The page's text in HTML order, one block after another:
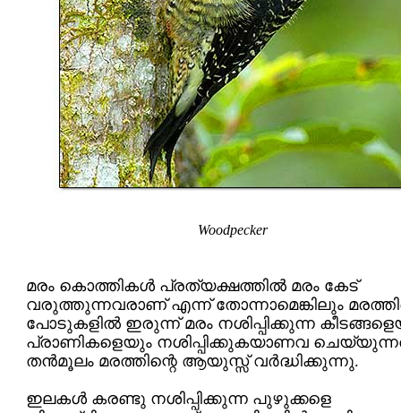
Woodpecker
മരം കൊത്തികള്‍ പ്രത്യക്ഷത്തില്‍ മരം കേട്
വരുത്തുന്നവരാണ് എന്ന് തോന്നാമെങ്കിലും
പോടുകളില്‍ ഇരുന്ന് മരം നശിപ്പിക്കുന്ന
പ്രാണികളെയും നശിപ്പിക്കുകയാണവ
തന്‍‌മൂലം മരത്തിന്റെ ആയുസ്സ് വര്‍ദ്ധിക്കുന്നു.
ഇലകള്‍ കരണ്ടു നശിപ്പിക്കുന്ന പുഴുക്കളെ